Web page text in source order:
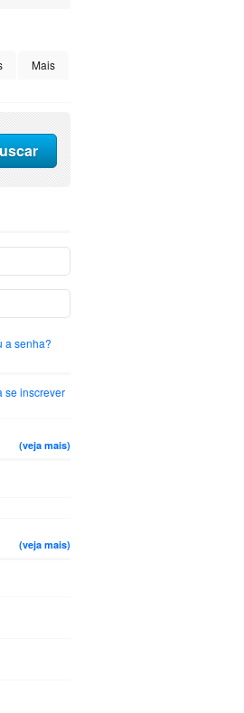
Mais
a senha?
se inscrever
(veja mais)
(veja mais)